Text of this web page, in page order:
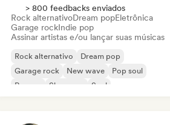
> 800 feedbacks enviados
Rock alternativoDream popEletrônica
Garage rockIndie pop
Assinar artistas e/ou lançar suas músicas
Rock alternativo
Dream pop
Garage rock
New wave
Pop soul
Reggae
Shoegaze Soul